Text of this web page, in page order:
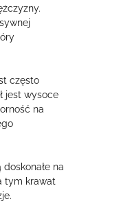
często
jest wysoce
na
na
tym krawat